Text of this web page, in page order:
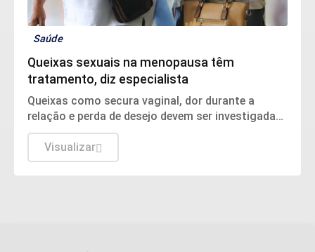
Saúde
Queixas sexuais na menopausa têm
tratamento, diz especialista
Queixas como secura vaginal, dor durante a
relação e perda de desejo devem ser investigadas
e tratadas.
Visualizar